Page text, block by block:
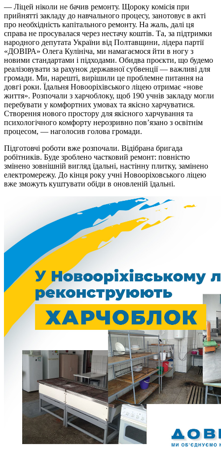
— Ліцей ніколи не бачив ремонту. Щороку комісія при
прийнятті закладу до навчального процесу, занотовує в акті
про необхідність капітального ремонту. На жаль, далі ця
справа не просувалася через нестачу коштів. Та, за підтримки
народного депутата України від Полтавщини, лідера партії
«ДОВІРА» Олега Кулініча, ми намагаємося йти в ногу з
новими стандартами і підходами. Обидва проєкти, що будемо
реалізовувати за рахунок державної субвенції — важливі для
громади. Ми, нарешті, вирішили це проблемне питання на
довгі роки. Їдальня Новооріхівського ліцею отримає «нове
життя». Розпочали з харчоблоку, щоб 190 учнів закладу могли
перебувати у комфортних умовах та якісно харчуватися.
Створення нового простору для якісного харчування та
психологічного комфорту нерозривно пов’язано з освітнім
процесом, — наголосив голова громади.
Підготовчі роботи вже розпочали. Відібрана бригада
робітників. Буде зроблено частковий ремонт: повністю
змінено зовнішній вигляд їдальні, настінну плитку, замінено
електромережу. До кінця року учні Новооріховського ліцею
вже зможуть куштувати обіди в оновленій їдальні.